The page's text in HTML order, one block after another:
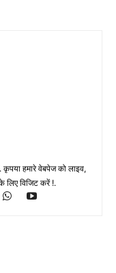
हमारे वेबपेज को लाइव,
लिए विजिट करें !.